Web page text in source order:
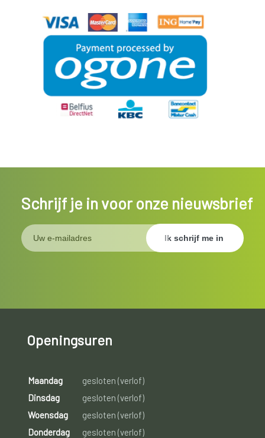
Schrijf je in voor onze nieuwsbrief
Openingsuren
Maandag
gesloten (verlof)
Dinsdag
gesloten (verlof)
Woensdag
gesloten (verlof)
Donderdag
gesloten (verlof)